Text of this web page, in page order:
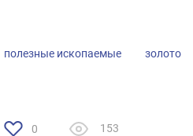
полезные ископаемые золото
0 153